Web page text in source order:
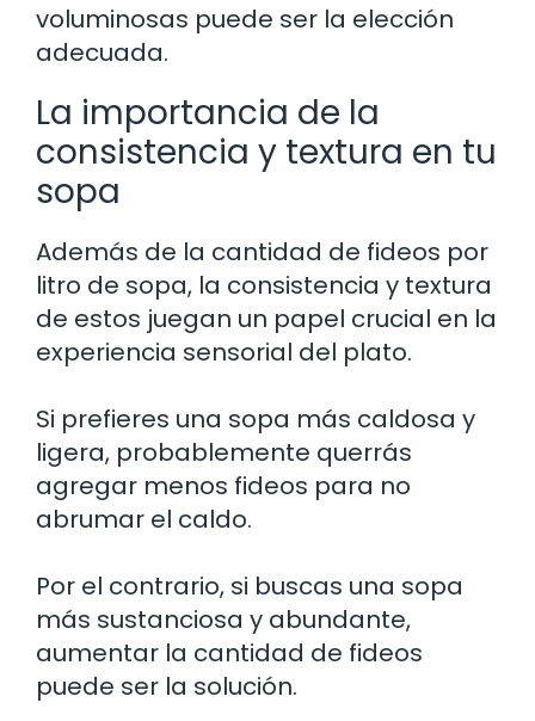
voluminosas puede ser la elección
adecuada.
La importancia de la
consistencia y textura en tu
sopa
Además de la cantidad de fideos por
litro de sopa, la consistencia y textura
de estos juegan un papel crucial en la
experiencia sensorial del plato.
Si prefieres una sopa más caldosa y
ligera, probablemente querrás
agregar menos fideos para no
abrumar el caldo.
Por el contrario, si buscas una sopa
más sustanciosa y abundante,
aumentar la cantidad de fideos
puede ser la solución.